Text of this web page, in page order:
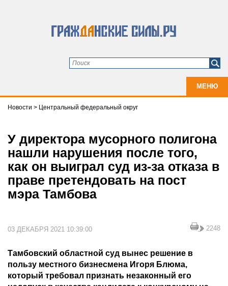
МЕНЮ
Новости > Центральный федеральный округ
У директора мусорного полигона
нашли нарушения после того,
как он выиграл суд из-за отказа в
праве претендовать на пост
мэра Тамбова
03 ДЕКАБРЯ 2021 10:39:00 2248
Тамбовский областной суд вынес решение в
пользу местного бизнесмена Игоря Блюма,
который требовал признать незаконный его